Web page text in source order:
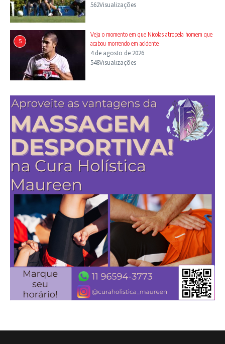
562Visualizações
5
Veja o momento em que Nicolas atropela homem que
acabou morrendo em acidente
4 de agosto de 2026
548Visualizações